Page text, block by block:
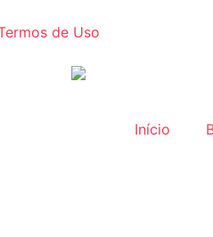
de Uso
Início